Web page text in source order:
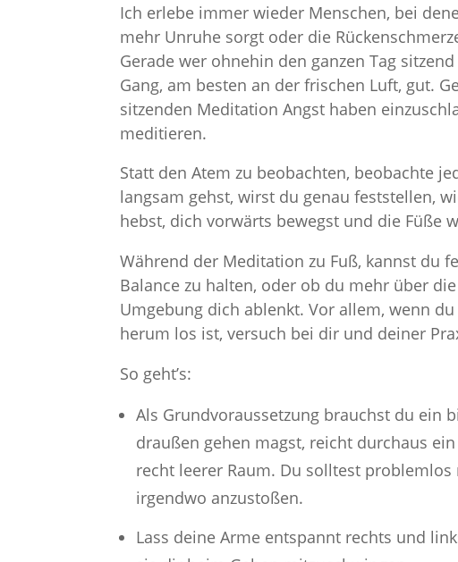
Ich erlebe immer wieder Menschen, bei
mehr Unruhe sorgt oder die
Gerade wer ohnehin den ganzen Tag
Gang, am besten an der frischen Luft, gut.
sitzenden Meditation Angst haben
meditieren.
Statt den Atem zu beobachten, beobachte
langsam gehst, wirst du genau feststellen,
hebst, dich vorwärts bewegst und die Füße
Während der Meditation zu Fuß, kannst du
Balance zu halten, oder ob du mehr über
Umgebung dich ablenkt. Vor allem, wenn
herum los ist, versuch bei dir und deiner
So geht’s:
Als Grundvoraussetzung brauchst du ein
draußen gehen magst, reicht durchaus
recht leerer Raum. Du solltest
irgendwo anzustoßen.
Lass deine Arme entspannt rechts und